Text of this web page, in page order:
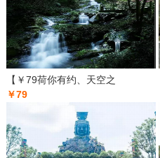
【￥79荷你有约、天空之
￥79